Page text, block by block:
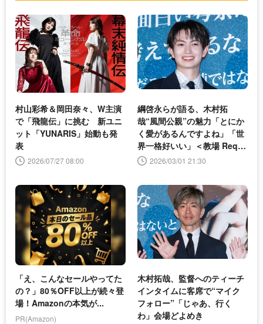
村山彩希＆岡田奈々、W主演
で「飛龍伝」に挑む 新ユニ
ット「YUNARIS」始動も発
表
2026/07/27 08:00
綱啓永らが語る、木村拓
哉“風間公親”の魅力「とにか
く愛があるんですよね」「世
界一格好いい」＜教場 Requi
em＞2026/03/01 21:30
「え、こんなセールやってた
の？」80％OFF以上が続々登
場！Amazonの本気が...
PR(Amazon)
木村拓哉、監督へのティーチ
インタイムに客席で“マイク
フォロー”「じゃあ、行く
わ」会場どよめき